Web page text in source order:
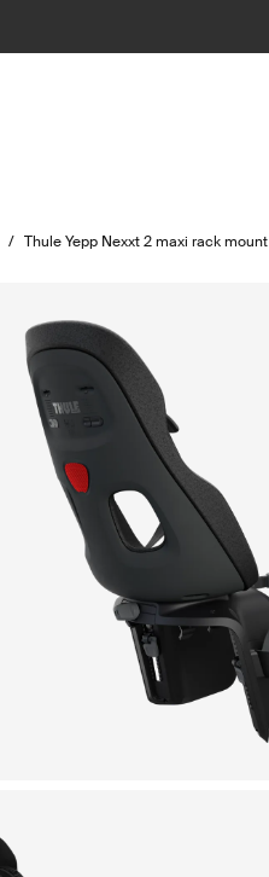
/ Thule Yepp Nexxt 2 maxi rack mount